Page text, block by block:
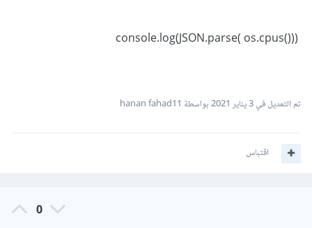
تم التعديل في3 يناير 2021 بواسطة hanan fahad11
اقتباس
0